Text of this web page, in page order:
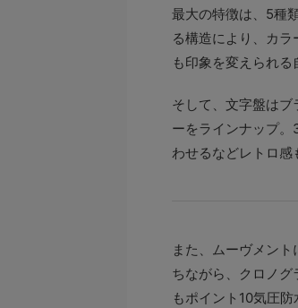
最大の特徴は、5種
る構造により、カ
も印象を変えられる
そして、文字盤は
ーをラインナップ
わせるなどレトロ感
また、ムーヴメン
ちながら、クロノ
もポイント10気圧